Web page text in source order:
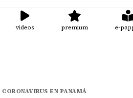
videos premium e-
CORONAVIRUS EN PANAMÁ